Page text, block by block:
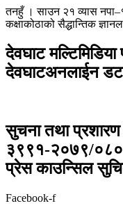
तनहुँ । साउन २१ ​व्यास
कक्षाकोठाको सैद्धान्तिक
देवघाट मल्टिमिडिया
देवघाटअनलाईन
सुचना तथा प्रशारण
३९९१-२०७९/०८०
प्रेस काउन्सिल
Facebook-f